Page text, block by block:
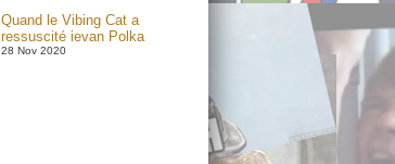
Quand le Vibing Cat a
ressuscité ievan Polka
28 Nov 2020